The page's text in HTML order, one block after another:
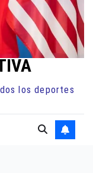
los deportes